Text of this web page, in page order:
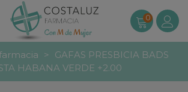
0
>
GAFAS PRESBICIA BADS
HABANA VERDE +2.00